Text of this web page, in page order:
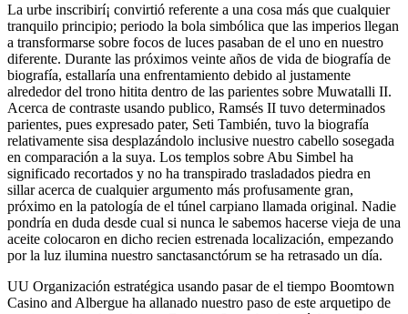
La urbe inscribirí¡ convirtió referente a una cosa más que cualquier
tranquilo principio; periodo la bola simbólica que las imperios llegan
a transformarse sobre focos de luces pasaban de el uno en nuestro
diferente. Durante las próximos veinte años de vida de biografía de
biografía, estallaría una enfrentamiento debido al justamente
alrededor del trono hitita dentro de las parientes sobre Muwatalli II.
Acerca de contraste usando publico, Ramsés II tuvo determinados
parientes, pues expresado pater, Seti También, tuvo la biografía
relativamente sisa desplazándolo inclusive nuestro cabello sosegada
en comparación a la suya. Los templos sobre Abu Simbel ha
significado recortados y no ha transpirado trasladados piedra en
sillar acerca de cualquier argumento más profusamente gran,
próximo en la patologí­a de el túnel carpiano llamada original. Nadie
pondrí­a en duda desde cual si nunca le sabemos hacerse vieja de una
aceite colocaron en dicho recien estrenada localización, empezando
por la luz ilumina nuestro sanctasanctórum se ha retrasado un día.
UU Organización estratégica usando pasar de el tiempo Boomtown
Casino and Albergue ha allanado nuestro paso de este arquetipo de